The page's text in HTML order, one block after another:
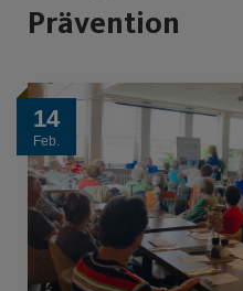
Prävention
14
Feb.